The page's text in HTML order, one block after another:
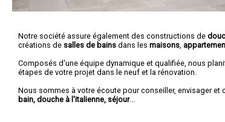
Notre société assure également des constructions de
créations de salles de bains dans les maisons,
Composés d'une équipe dynamique et qualifiée, nous
étapes de votre projet dans le neuf et la rénovation.
Nous sommes à votre écoute pour conseiller, envisager et
bain, douche à l'italienne, séjour...